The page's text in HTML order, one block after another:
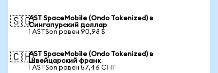
🇸🇬AST SpaceMobile (Ondo Tokenized) в
Сингапурский доллар
1 ASTSon равен 90,98 $
🇨🇭AST SpaceMobile (Ondo Tokenized) в
Швейцарский франк
1 ASTSon равен 57,46 CHF